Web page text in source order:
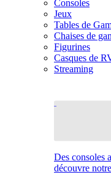
Consoles
Jeux
Tables de
Chaises de
Figurines
Casques de
Streaming
Des consoles
découvre